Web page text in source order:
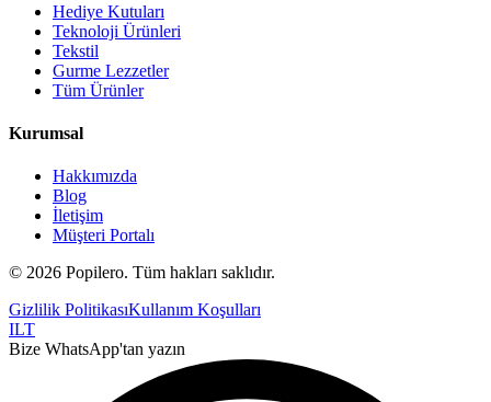
Hediye Kutuları
Teknoloji Ürünleri
Tekstil
Gurme Lezzetler
Tüm Ürünler
Kurumsal
Hakkımızda
Blog
İletişim
Müşteri Portalı
© 2026 Popilero. Tüm hakları saklıdır.
Gizlilik PolitikasıKullanım Koşulları
ILT
Bize WhatsApp'tan yazın